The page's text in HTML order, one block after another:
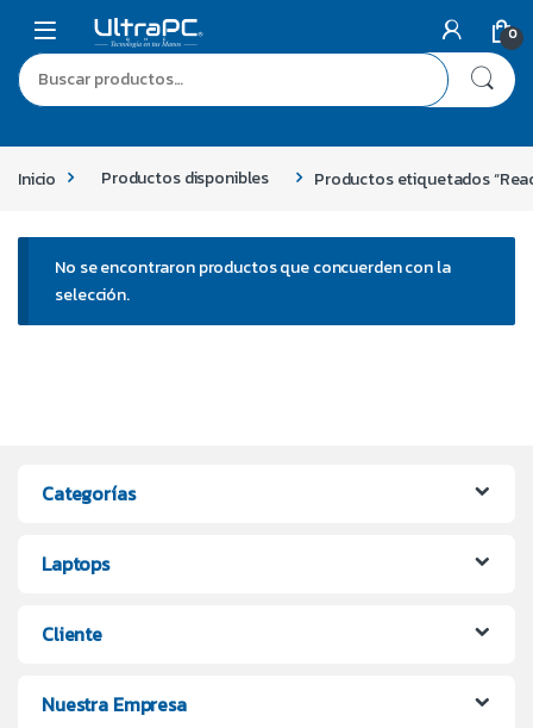
0
Inicio Productos disponibles Productos etiquetados
No se encontraron productos que concuerden con la
selección.
Categorías
Laptops
Cliente
Nuestra Empresa